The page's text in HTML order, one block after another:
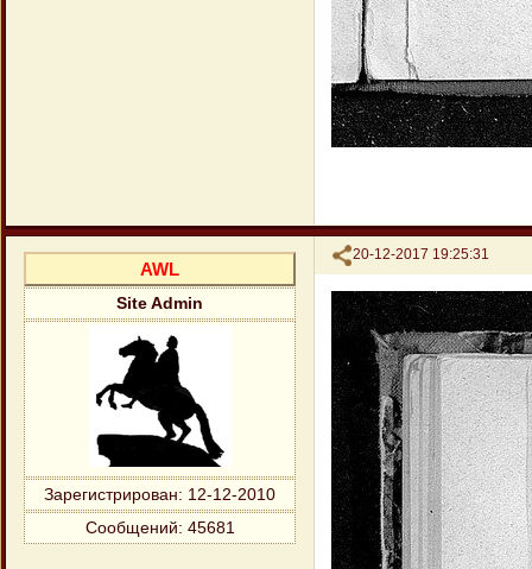
Поделиться
20-12-2017 19:25:31
AWL
Site Admin
Зарегистрирован: 12-12-2010
Сообщений: 45681